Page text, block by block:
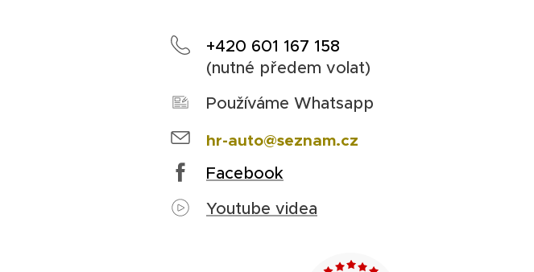
+420 601 167 158
(nutné předem volat)
Používáme Whatsapp
hr-auto@seznam.cz
Facebook
Youtube videa